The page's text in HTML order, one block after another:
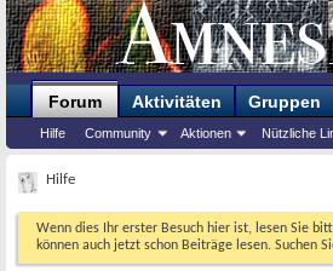
Forum
Hilfe Community Aktionen Nützliche
Aktivitäten Gruppen
Hilfe
Wenn dies Ihr erster Besuch hier ist, lesen Sie
können auch jetzt schon Beiträge lesen. Suchen